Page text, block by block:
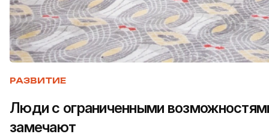
РАЗВИТИЕ
Люди с ограниченными
замечают